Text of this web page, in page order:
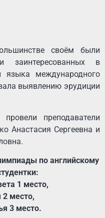
своём были
заинтересованных в
языка международного
выявлению эрудиции
преподаватели
Анастасия Сергеевна и
по английскому
1 место,
2 место,
3 место.